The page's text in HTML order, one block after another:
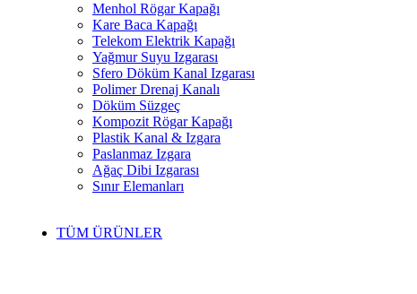
Menhol Rögar Kapağı
Kare Baca Kapağı
Telekom Elektrik Kapağı
Yağmur Suyu Izgarası
Sfero Döküm Kanal Izgarası
Polimer Drenaj Kanalı
Döküm Süzgeç
Kompozit Rögar Kapağı
Plastik Kanal & Izgara
Paslanmaz Izgara
Ağaç Dibi Izgarası
Sınır Elemanları
TÜM ÜRÜNLER